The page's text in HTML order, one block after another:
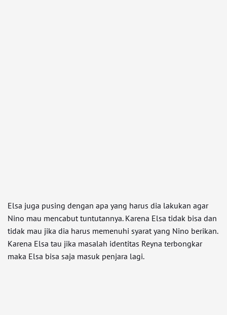
Elsa juga pusing dengan apa yang harus dia lakukan agar
Nino mau mencabut tuntutannya. Karena Elsa tidak bisa dan
tidak mau jika dia harus memenuhi syarat yang Nino berikan.
Karena Elsa tau jika masalah identitas Reyna terbongkar
maka Elsa bisa saja masuk penjara lagi.